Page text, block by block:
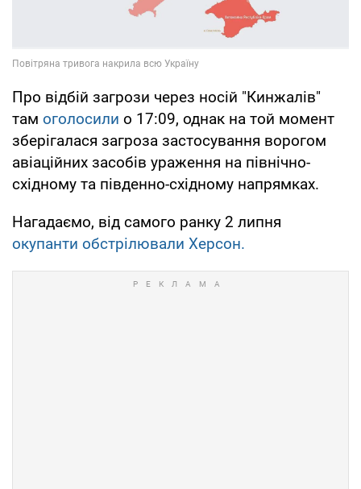
Про відбій загрози через носій "Кинжалів"
там оголосили о 17:09, однак на той момент
зберігалася загроза застосування ворогом
авіаційних засобів ураження на північно-
східному та південно-східному напрямках.
Нагадаємо, від самого ранку 2 липня
окупанти обстрілювали Херсон.